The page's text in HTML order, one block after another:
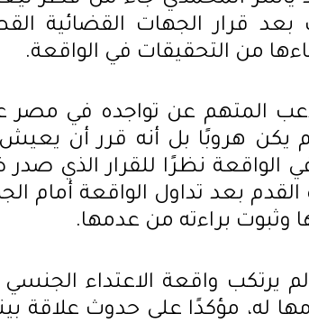
قرار الجهات القضائية
من التحقيقات في الواقعة.
المتهم عن تواجده في
يكن هروبًا بل أنه قرر أن
الواقعة نظرًا للقرار الذي
بعد تداول الواقعة أمام
وثبوت براءته من عدمها.
يرتكب واقعة الاعتداء
له، مؤكدًا على حدوث علاقة